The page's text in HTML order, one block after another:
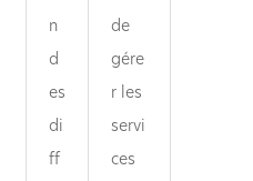
n
d
es
di
ff
de
gére
r les
servi
ces